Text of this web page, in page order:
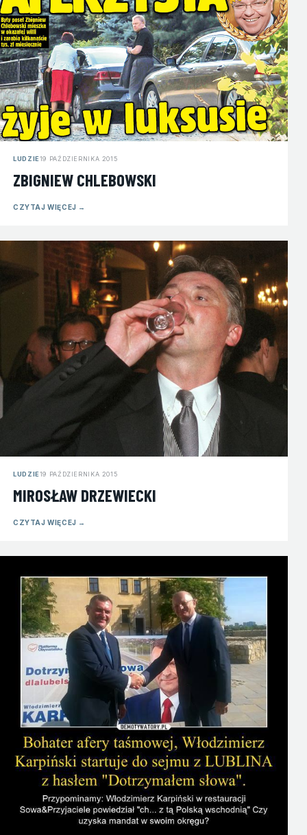
LUDZIE19 PAŹDZIERNIKA 2015
ZBIGNIEW CHLEBOWSKI
CZYTAJ WIĘCEJ →
LUDZIE19 PAŹDZIERNIKA 2015
MIROSŁAW DRZEWIECKI
CZYTAJ WIĘCEJ →